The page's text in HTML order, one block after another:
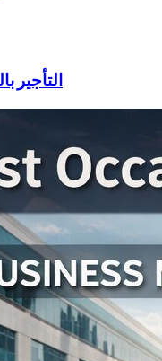
التأجير